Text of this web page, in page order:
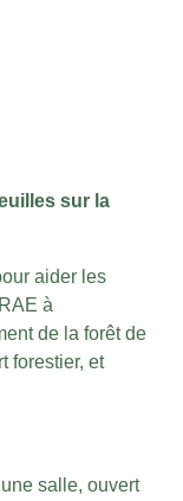
sur la
aider les
à
de la forêt de
forestier, et
salle, ouvert